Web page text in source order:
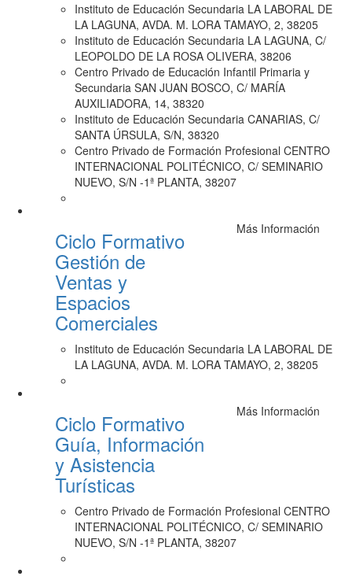
Instituto de Educación Secundaria LA LABORAL DE
LA LAGUNA, AVDA. M. LORA TAMAYO, 2, 38205
Instituto de Educación Secundaria LA LAGUNA, C/
LEOPOLDO DE LA ROSA OLIVERA, 38206
Centro Privado de Educación Infantil Primaria y
Secundaria SAN JUAN BOSCO, C/ MARÍA
AUXILIADORA, 14, 38320
Instituto de Educación Secundaria CANARIAS, C/
SANTA ÚRSULA, S/N, 38320
Centro Privado de Formación Profesional CENTRO
INTERNACIONAL POLITÉCNICO, C/ SEMINARIO
NUEVO, S/N -1ª PLANTA, 38207
Ciclo Formativo
Gestión de
Ventas y
Espacios
Comerciales
Más Información
Instituto de Educación Secundaria LA LABORAL DE
LA LAGUNA, AVDA. M. LORA TAMAYO, 2, 38205
Ciclo Formativo
Guía, Información
y Asistencia
Turísticas
Más Información
Centro Privado de Formación Profesional CENTRO
INTERNACIONAL POLITÉCNICO, C/ SEMINARIO
NUEVO, S/N -1ª PLANTA, 38207